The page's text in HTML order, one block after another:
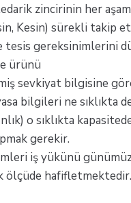
zincirinin her
Kesin) sürekli takip
tesis gereksinimlerini
ürünü
sevkiyat bilgisine
bilgileri ne sıklıkta
o sıklıkta
gerekir.
iş yükünü
ölçüde hafifletmektedir.